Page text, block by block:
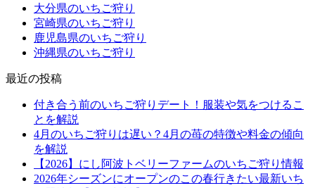
大分県のいちご狩り
宮崎県のいちご狩り
鹿児島県のいちご狩り
沖縄県のいちご狩り
最近の投稿
付き合う前のいちご狩りデート！服装や気をつけるこ
とを解説
4月のいちご狩りは遅い？4月の苺の特徴や料金の傾向
を解説
【2026】にし阿波トベリーファームのいちご狩り情報
2026年シーズンにオープンのこの春行きたい最新いち